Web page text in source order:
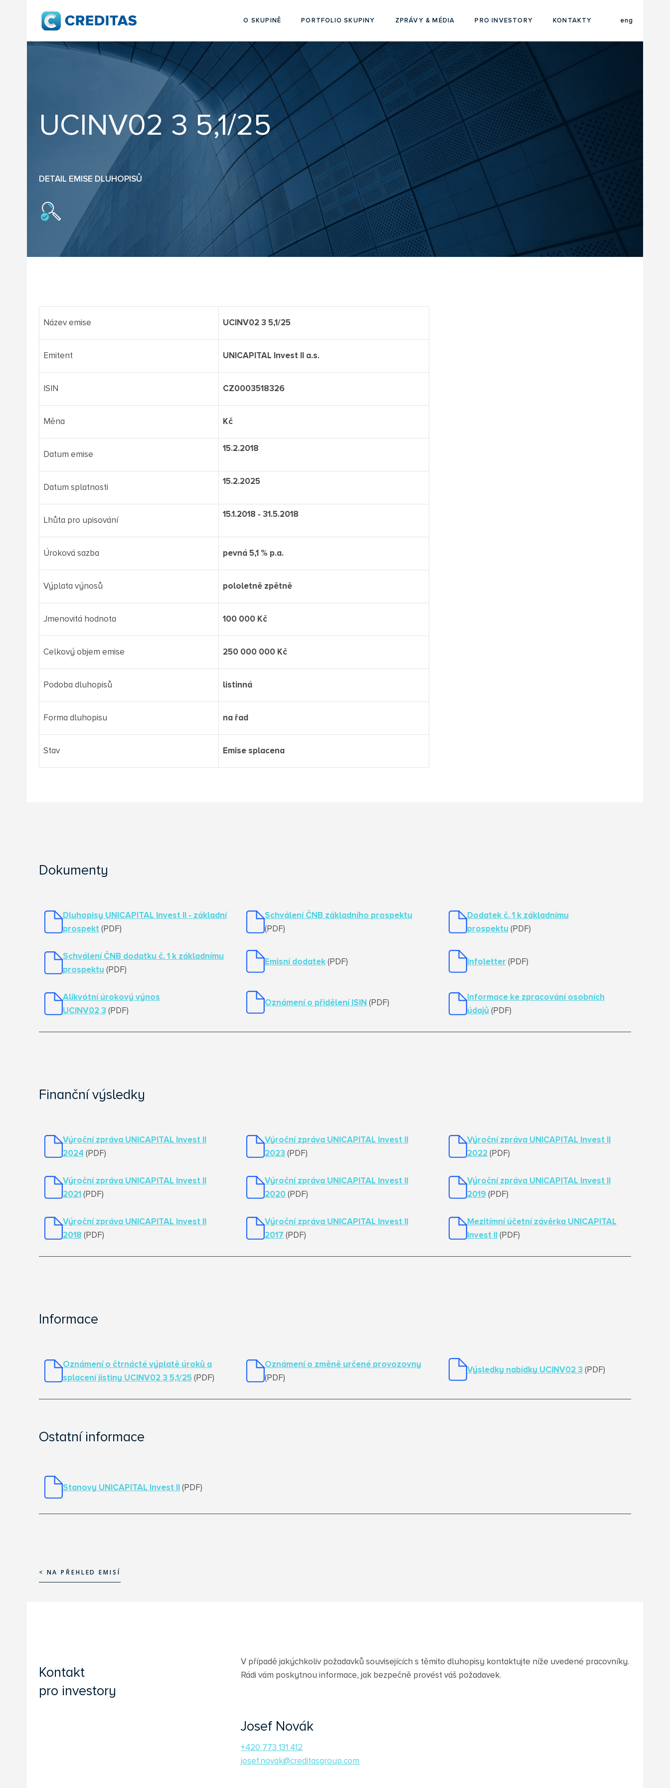
O SKUPINĚ PORTFOLIO SKUPINY ZPRÁVY & MÉDIA PRO INVESTORY KONTAKTY cze
eng
UCINV02 3 5,1/25
DETAIL EMISE DLUHOPISŮ
Název emise UCINV02 3 5,1/25
Emitent UNICAPITAL Invest II a.s.
ISIN CZ0003518326
Měna Kč
Datum emise
15.2.2018
Datum splatnosti
15.2.2025
Lhůta pro upisování
15.1.2018 - 31.5.2018
Úroková sazba pevná 5,1 % p.a.
Výplata výnosů pololetně zpětně
Jmenovitá hodnota 100 000 Kč
Celkový objem emise 250 000 000 Kč
Podoba dluhopisů listinná
Forma dluhopisu na řad
Stav Emise splacena
Dokumenty
Dluhopisy UNICAPITAL Invest II - základní
prospekt (PDF)
Schválení ČNB základního prospektu
(PDF)
Dodatek č. 1 k základnímu
prospektu (PDF)
Schválení ČNB dodatku č. 1 k základnímu
prospektu (PDF)
Emisní dodatek (PDF) Infoletter (PDF)
Alikvótní úrokový výnos
UCINV02 3(PDF)
Oznámení o přidělení ISIN (PDF)
Informace ke zpracování osobních
údajů (PDF)
Finanční výsledky
Výroční zpráva UNICAPITAL Invest II
2024 (PDF)
Výroční zpráva UNICAPITAL Invest II
2023 (PDF)
Výroční zpráva UNICAPITAL Invest II
2022(PDF)
Výroční zpráva UNICAPITAL Invest II
2021 (PDF)
Výroční zpráva UNICAPITAL Invest II
2020 (PDF)
Výroční zpráva UNICAPITAL Invest II
2019(PDF)
Výroční zpráva UNICAPITAL Invest II
2018 (PDF)
Výroční zpráva UNICAPITAL Invest II
2017 (PDF)
Mezitímní účetní závěrka UNICAPITAL
Invest II
(PDF)
Informace
Oznámení o čtrnácté výplatě úroků a
splacení jistiny UCINV02 3 5,1/25(PDF)
Oznámení o změně určené provozovny
(PDF)
Výsledky nabídky UCINV02 3(PDF)
Ostatní informace
Stanovy UNICAPITAL Invest I (PDF)
< NA PŘEHLED EMISÍ
Kontakt
pro investory
V případě jakýchkoliv požadavků souvisejících s těmito dluhopisy kontaktujte níže uvedené pracovníky.
Rádi vám poskytnou informace, jak bezpečně provést váš požadavek.
Josef Novák
+420 773 131 412
josef.novak@creditasgroup.com